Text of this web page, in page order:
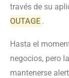
través de su
OUTAGE .
Hasta el
negocios, pero
mantenerse